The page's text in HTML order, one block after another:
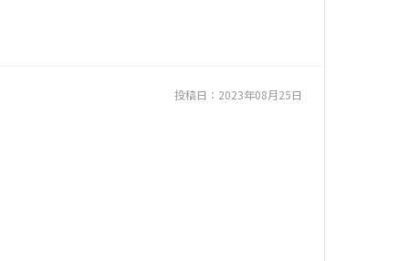
投稿日： 2023年08月25日